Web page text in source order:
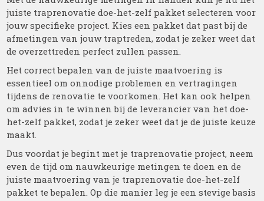
juiste traprenovatie doe-het-zelf pakket selecteren voor
jouw specifieke project. Kies een pakket dat past bij de
afmetingen van jouw traptreden, zodat je zeker weet dat
de overzettreden perfect zullen passen.
Het correct bepalen van de juiste maatvoering is
essentieel om onnodige problemen en vertragingen
tijdens de renovatie te voorkomen. Het kan ook helpen
om advies in te winnen bij de leverancier van het doe-
het-zelf pakket, zodat je zeker weet dat je de juiste keuze
maakt.
Dus voordat je begint met je traprenovatie project, neem
even de tijd om nauwkeurige metingen te doen en de
juiste maatvoering van je traprenovatie doe-het-zelf
pakket te bepalen. Op die manier leg je een stevige basis